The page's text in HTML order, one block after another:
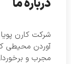
درباره ما
آوردن محیطی
مجرب و